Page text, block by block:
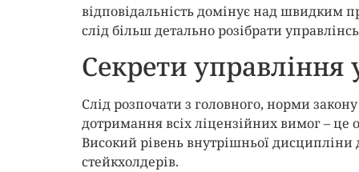
відповідальність домінує над швидким
слід більш детально розібрати
Секрети
Слід розпочати з головного, норми
дотримання всіх ліцензійних вимог – це
Високий рівень внутрішньої дисципліни
стейкхолдерів.